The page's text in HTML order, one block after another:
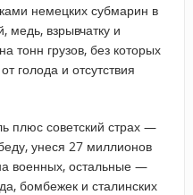
немецких субмарин в
медь, взрывчатку и
тонн грузов, без которых
голода и отсутствия
плюс советский страх —
унеся 27 миллионов
военных, остальные —
бомбежек и сталинских